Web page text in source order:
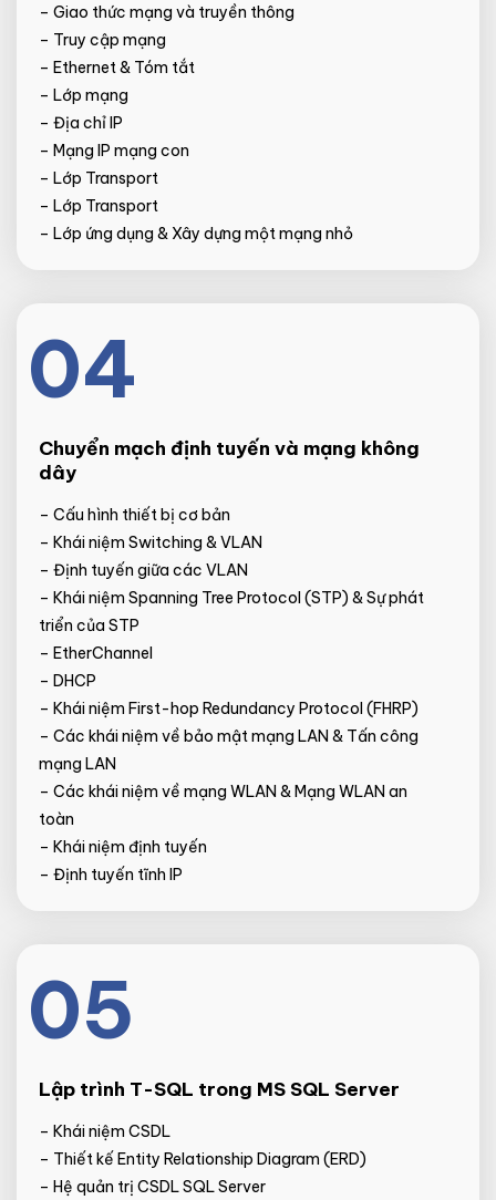
– Giao thức mạng và truyền thông
– Truy cập mạng
– Ethernet & Tóm tắt
– Lớp mạng
– Địa chỉ IP
– Mạng IP mạng con
– Lớp Transport
– Lớp Transport
– Lớp ứng dụng & Xây dựng một mạng nhỏ
04
Chuyển mạch định tuyến và mạng không
dây
– Cấu hình thiết bị cơ bản
– Khái niệm Switching & VLAN
– Định tuyến giữa các VLAN
– Khái niệm Spanning Tree Protocol (STP) & Sự phát
triển của STP
– EtherChannel
– DHCP
– Khái niệm First-hop Redundancy Protocol (FHRP)
– Các khái niệm về bảo mật mạng LAN & Tấn công
mạng LAN
– Các khái niệm về mạng WLAN & Mạng WLAN an
toàn
– Khái niệm định tuyến
– Định tuyến tĩnh IP
05
Lập trình T-SQL trong MS SQL Server
– Khái niệm CSDL
– Thiết kế Entity Relationship Diagram (ERD)
– Hệ quản trị CSDL SQL Server